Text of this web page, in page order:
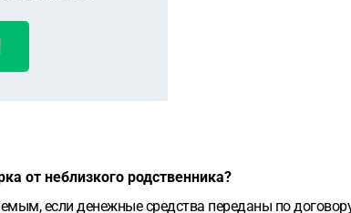
от неблизкого родственника?
если денежные средства переданы по